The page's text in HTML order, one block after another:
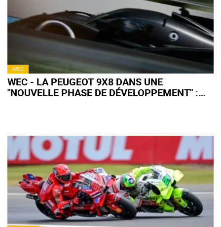
WEC
WEC - LA PEUGEOT 9X8 DANS UNE
"NOUVELLE PHASE DE DÉVELOPPEMENT" :